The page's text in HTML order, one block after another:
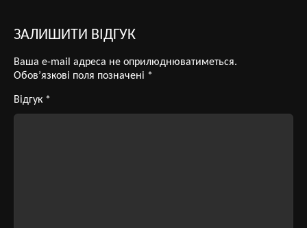
ЗАЛИШИТИ ВІДГУК
Ваша e-mail адреса не оприлюднюватиметься.
Обов’язкові поля позначені *
Відгук *